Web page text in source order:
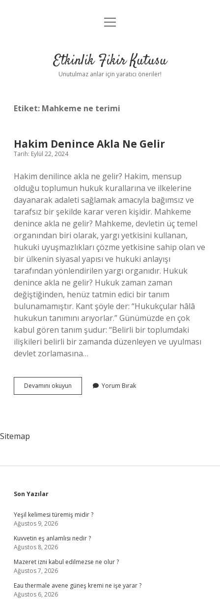
Anasayfa
Yasal Uyarı
menüyü
Etkinlik Fikir Kutusu
Unutulmaz anlar için yaratıcı öneriler!
Etiket: Mahkeme ne terimi
Hakim Denince Akla Ne Gelir
Tarih: Eylül 22, 2024
Hakim denilince akla ne gelir? Hakim, mensup
olduğu toplumun hukuk kurallarına ve ilkelerine
dayanarak adaleti sağlamak amacıyla bağımsız ve
tarafsız bir şekilde karar veren kişidir. Mahkeme
denince akla ne gelir? Mahkeme, devletin üç temel
organından biri olarak, yargı yetkisini kullanan,
hukuki uyuşmazlıkları çözme yetkisine sahip olan ve
bir ülkenin siyasal yapısı ve hukuki anlayışı
tarafından yönlendirilen yargı organıdır. Hukuk
denince akla ne gelir? Hukuk zaman zaman
değiştiğinden, henüz tatmin edici bir tanım
bulunamamıştır. Kant şöyle der: “Hukukçular hâlâ
hukukun tanımını arıyorlar.” Günümüzde en çok
kabul gören tanım şudur: “Belirli bir toplumdaki
ilişkileri belirli bir zamanda düzenleyen ve uyulması
devlet zorlamasına…
Devamını okuyun
Denince
Yorum Bırak
Sitemap
Sidebar
Son Yazılar
Yeşil kelimesi türemiş midir ?
Ağustos 9, 2026
Kuvvetin eş anlamlısı nedir ?
Ağustos 8, 2026
Mazeret izni kabul edilmezse ne olur ?
Ağustos 7, 2026
Eau thermale avene güneş kremi ne işe yarar ?
Ağustos 6, 2026